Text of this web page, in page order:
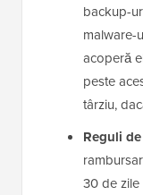
backup-
malware-
acoperă
peste
târziu,
Reguli
30 de